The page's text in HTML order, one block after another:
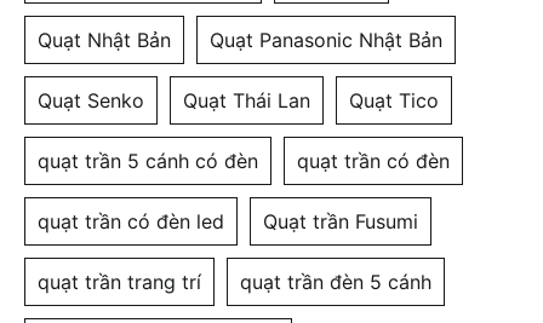
Quạt Nhật Bản Quạt Panasonic Nhật Bản
Quạt Senko Quạt Thái Lan Quạt Tico
quạt trần 5 cánh có đèn quạt trần có đèn
quạt trần có đèn led Quạt trần Fusumi
quạt trần trang trí quạt trần đèn 5 cánh